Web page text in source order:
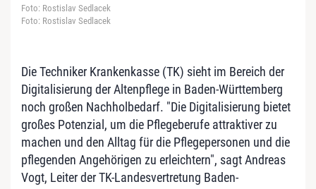
Foto: Rostislav Sedlacek
Foto: Rostislav Sedlacek
Die Techniker Krankenkasse (TK) sieht im Bereich der
Digitalisierung der Altenpflege in Baden-Württemberg
noch großen Nachholbedarf. "Die Digitalisierung bietet
großes Potenzial, um die Pflegeberufe attraktiver zu
machen und den Alltag für die Pflegepersonen und die
pflegenden Angehörigen zu erleichtern", sagt Andreas
Vogt, Leiter der TK-Landesvertretung Baden-